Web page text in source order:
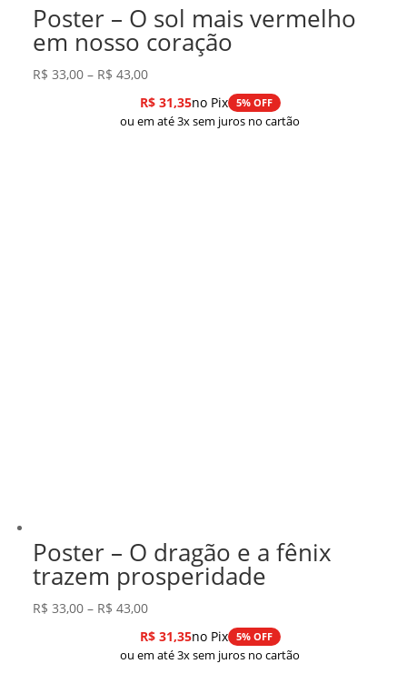
Poster – O sol mais vermelho
em nosso coração
R$ 33,00 – R$ 43,00Faixa
de
preço:
R$31,35no Pix 5% OFF
ou em até 3x sem juros no cartão
Poster – O dragão e a fênix
trazem prosperidade
R$ 33,00 – R$ 43,00Faixa
de
preço:
R$31,35no Pix 5% OFF
ou em até 3x sem juros no cartão